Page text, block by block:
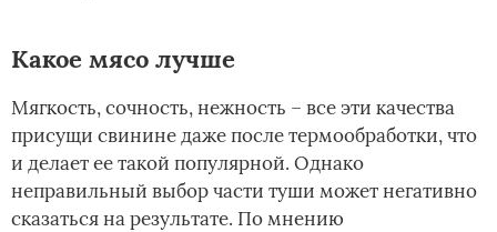
Какое мясо лучше­
Мягкость, сочность, нежность – все эти качества
присущи свинине даже после термообработки, что
и делает ее такой популярной. Однако
неправильный выбор части туши может негативно
сказаться на результате. По мнению